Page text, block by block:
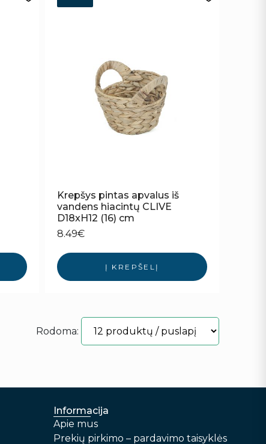
Krepšys pintas apvalus iš
vandens hiacintų CLIVE
D18xH12 (16) cm
8.49€
Į KREPŠELĮ
Rodoma:
Informacija
Apie mus
Prekių pirkimo – pardavimo taisyklės